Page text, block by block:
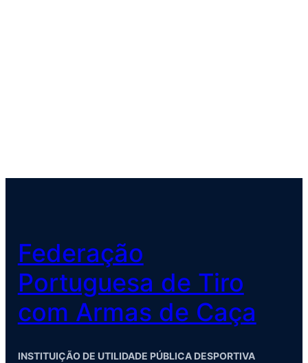
Federação
Portuguesa de Tiro
com Armas de Caça
INSTITUIÇÃO DE UTILIDADE PÚBLICA DESPORTIVA